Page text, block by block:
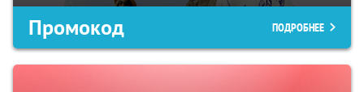
Промокод ПОДРОБНЕЕ